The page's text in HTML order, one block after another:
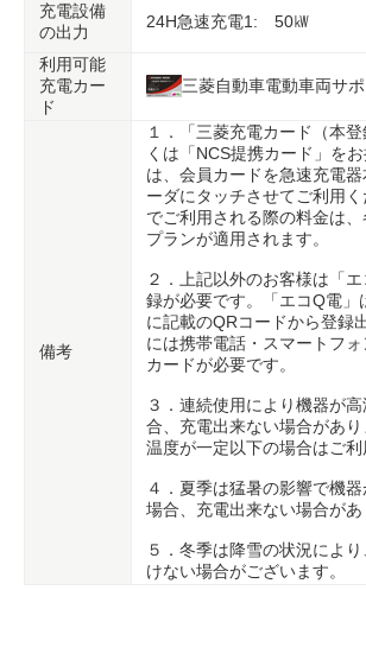
充電設備
の出力
24H急速充電1: 50㎾
利用可能
充電カー
ド
三菱自動車電動車両サ
備考
１．「三菱充電カード（本
くは「NCS提携カード」を
は、会員カードを急速充電
ーダにタッチさせてご利用
でご利用される際の料金は
プランが適用されます。
２．上記以外のお客様は「
録が必要です。「エコQ電」
に記載のQRコードから登録
には携帯電話・スマートフ
カードが必要です。
３．連続使用により機器が
合、充電出来ない場合があ
温度が一定以下の場合はご利
４．夏季は猛暑の影響で機
場合、充電出来ない場合があ
５．冬季は降雪の状況によ
けない場合がございます。